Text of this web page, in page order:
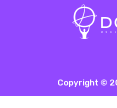
Copyright ©